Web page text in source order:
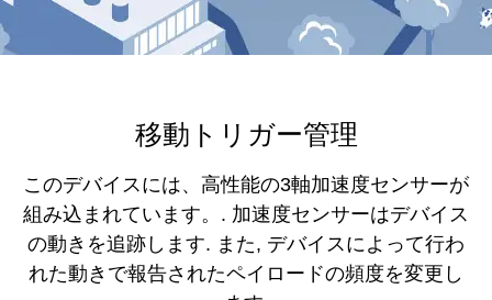
移動トリガー管理
このデバイスには、高性能の3軸加速度センサーが
組み込まれています。. 加速度センサーはデバイス
の動きを追跡します. また, デバイスによって行わ
れた動きで報告されたペイロードの頻度を変更し